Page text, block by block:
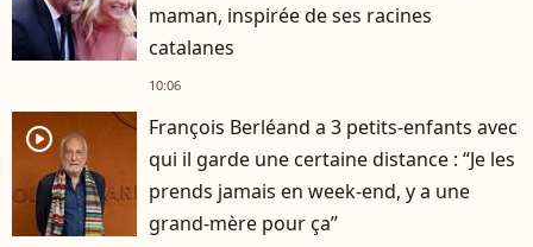
maman, inspirée de ses racines
catalanes
10:06
player2
François Berléand a 3 petits-enfants avec
qui il garde une certaine distance : “Je les
prends jamais en week-end, y a une
grand-mère pour ça”